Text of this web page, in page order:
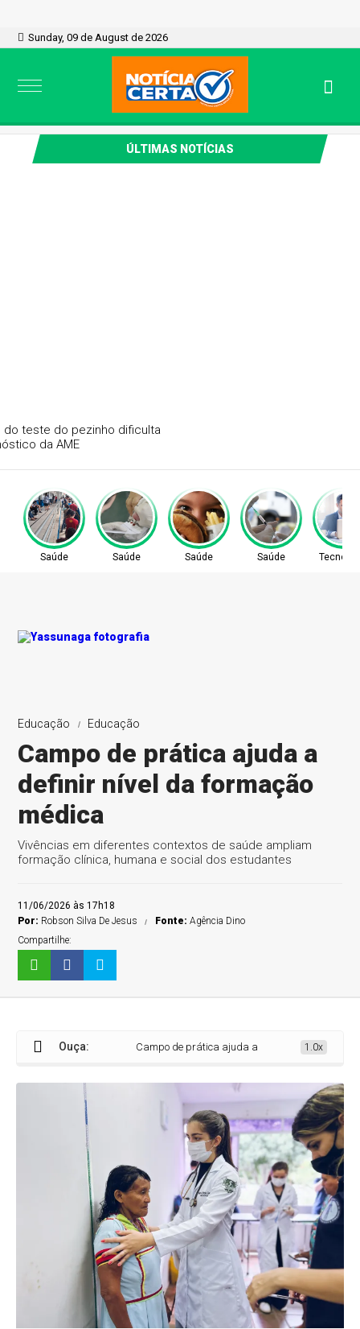
Sunday, 09 de August de 2026
ÚLTIMAS NOTÍCIAS
Atraso na ampliação do teste do pezinho dificulta
Saúde Saúde Saúde Saúde
Educação Educação
Campo de prática ajuda a
definir nível da formação
médica
Vivências em diferentes contextos de saúde ampliam
formação clínica, humana e social dos estudantes
11/06/2026 às 17h18
Por: Robson Silva De Jesus Fonte:Agência Dino
Compartilhe:
Ouça: Campo de prática ajuda a definir nível da formação
1.0x